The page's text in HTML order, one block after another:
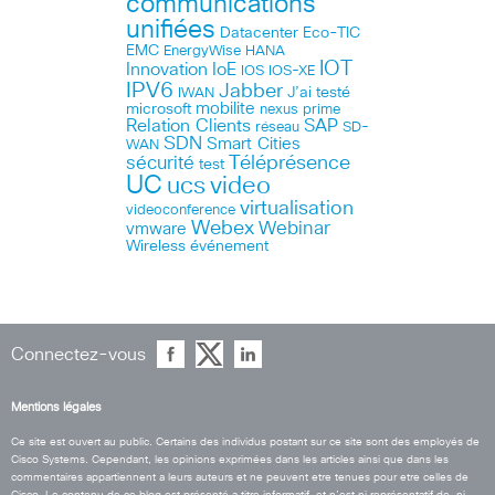
unifiées Datacenter Eco-TIC
EMC EnergyWise HANA
Innovation IoE IOS IOS-XE IOT
IPV6 IWAN Jabber J’ai testé
microsoft mobilite nexus prime
Relation Clients réseau SAP SD-
WAN SDN Smart Cities
sécurité test Téléprésence
UC ucs video
videoconference virtualisation
vmware Webex Webinar
Wireless événement
Connectez-vous
Mentions légales
Ce site est ouvert au public. Certains des individus postant sur ce site sont des employés de
Cisco Systems. Cependant, les opinions exprimées dans les articles ainsi que dans les
commentaires appartiennent a leurs auteurs et ne peuvent etre tenues pour etre celles de